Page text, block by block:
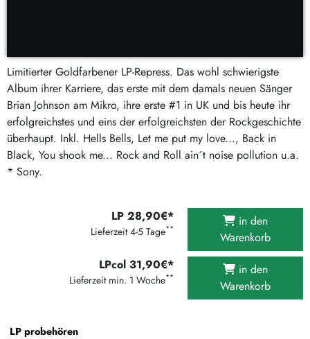
Limitierter Goldfarbener LP-Repress. Das wohl schwierigste
Album ihrer Karriere, das erste mit dem damals neuen Sänger
Brian Johnson am Mikro, ihre erste #1 in UK und bis heute ihr
erfolgreichstes und eins der erfolgreichsten der Rockgeschichte
überhaupt. Inkl. Hells Bells, Let me put my love..., Back in
Black, You shook me... Rock and Roll ain´t noise pollution u.a.
* Sony.
LP probehören
LP 28,90€*
Lieferzeit 4-5 Tage**
in den
Warenkorb
LPcol 31,90€*
Lieferzeit min. 1 Woche**
in den
Warenkorb